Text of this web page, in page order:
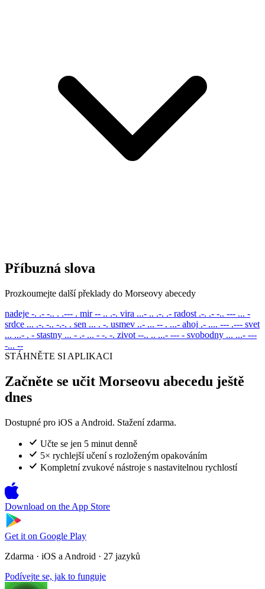
Příbuzná slova
Prozkoumejte další překlady do Morseovy abecedy
nadeje -. .- -.. . .--- . mir -- .. .-. vira ...- .. .-. .- radost .-. .- -.. --- ... -
srdce ... .-. -.. -.-. . sen ... . -. usmev ..- ... -- . ...- ahoj .- .... --- .--- svet
... ...- . - stastny ... - .- ... - -. -. zivot --.. .. ...- --- - svobodny ... ...- ---
-... --
STÁHNĚTE SI APLIKACI
Začněte se učit Morseovu abecedu ještě
dnes
Dostupné pro iOS a Android. Stažení zdarma.
Učte se jen 5 minut denně
5× rychlejší učení s rozloženým opakováním
Kompletní zvukové nástroje s nastavitelnou rychlostí
Download on the App Store
Get it on Google Play
Zdarma · iOS a Android · 27 jazyků
Podívejte se, jak to funguje